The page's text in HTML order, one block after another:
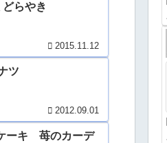
らやき
2015.11.12
ツ
2012.09.01
ーキ 苺のカーデ